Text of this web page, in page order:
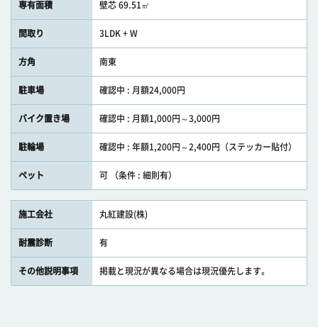
専有面積 壁芯 69.51㎡
間取り 3LDK + W
方角 南東
駐車場 確認中 : 月額24,000円
バイク置き場 確認中 : 月額1,000円～3,000円
駐輪場 確認中 : 年額1,200円～2,400円（ステッカー貼付）
ペット 可 （条件 : 細則有）
施工会社 丸紅建設(株)
耐震診断 有
その他説明事項 掲載と現況が異なる場合は現況優先します。